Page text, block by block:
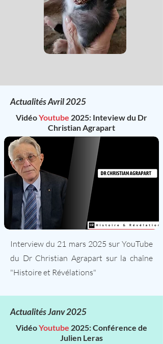
Actualités Avril 2025
VidéoYoutube 2025: Inteview du Dr
Christian Agrapart
Interview du 21 mars 2025 sur YouTube
du Dr Christian Agrapart sur la chaîne
"Histoire et Révélations"
Actualités Janv 2025
VidéoYoutube 2025: Conférence de
Julien Leras